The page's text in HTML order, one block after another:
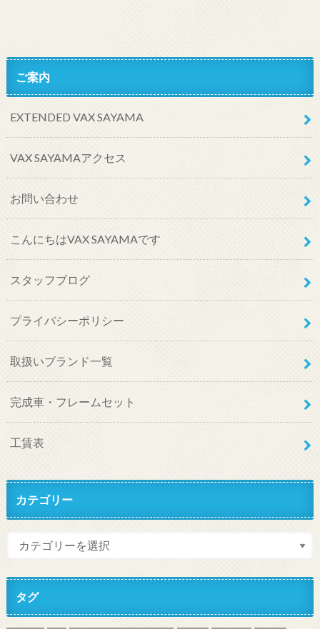
ご案内
EXTENDED VAX SAYAMA
VAX SAYAMAアクセス
お問い合わせ
こんにちはVAX SAYAMAです
スタッフブログ
プライバシーポリシー
取扱いブランド一覧
完成車・フレームセット
工賃表
カテゴリー
タグ